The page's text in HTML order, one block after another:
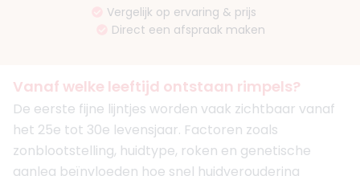
Vergelijk op ervaring & prijs
Direct een afspraak maken
Vanaf welke leeftijd ontstaan rimpels?
De eerste fijne lijntjes worden vaak zichtbaar vanaf
het 25e tot 30e levensjaar. Factoren zoals
zonblootstelling, huidtype, roken en genetische
aanleg beïnvloeden hoe snel huidveroudering